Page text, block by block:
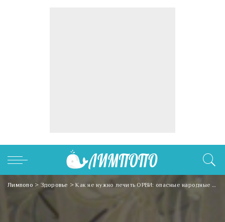
Лимпопо > Здоровье >Как не нужно лечить ОРВИ: опасные народные средства